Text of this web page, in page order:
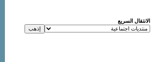
الانتقال السريع